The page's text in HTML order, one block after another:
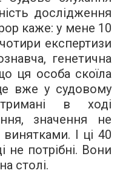
дослідження
каже: у мене 10
експертизи
генетична
ця особа скоїла
вже у судовому
в ході
значення не
І ці 40
не потрібні. Вони
столі.